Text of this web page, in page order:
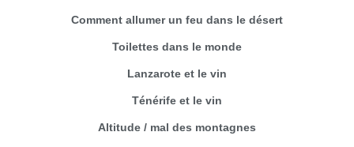
Comment allumer un feu dans le désert
Toilettes dans le monde
Lanzarote et le vin
Ténérife et le vin
Altitude / mal des montagnes